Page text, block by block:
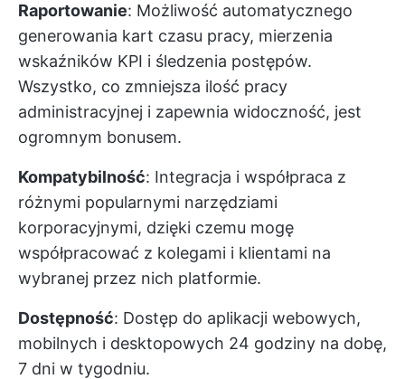
Raportowanie: Możliwość automatycznego
generowania kart czasu pracy, mierzenia
wskaźników KPI i śledzenia postępów.
Wszystko, co zmniejsza ilość pracy
administracyjnej i zapewnia widoczność, jest
ogromnym bonusem.
Kompatybilność: Integracja i współpraca z
różnymi popularnymi narzędziami
korporacyjnymi, dzięki czemu mogę
współpracować z kolegami i klientami na
wybranej przez nich platformie.
Dostępność: Dostęp do aplikacji webowych,
mobilnych i desktopowych 24 godziny na dobę,
7 dni w tygodniu.